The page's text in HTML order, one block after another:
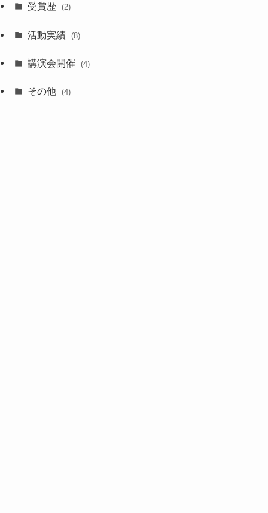
受賞歴 (2)
活動実績 (8)
講演会開催 (4)
その他 (4)